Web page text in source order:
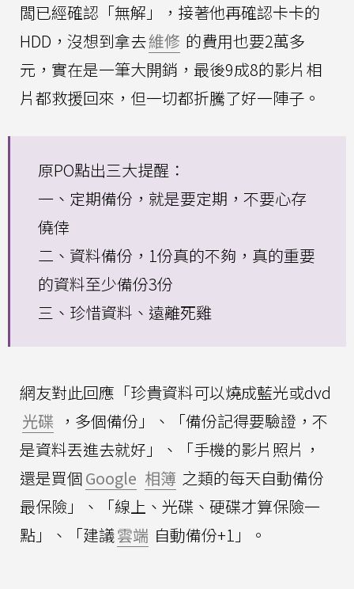
闆已經確認「無解」，接著他再確認卡卡的
HDD，沒想到拿去維修 的費用也要2萬多
元，實在是一筆大開銷，最後9成8的影片相
片都救援回來，但一切都折騰了好一陣子。
原PO點出三大提醒：
一、定期備份，就是要定期，不要心存
僥倖
二、資料備份，1份真的不夠，真的重要
的資料至少備份3份
三、珍惜資料、遠離死雞
網友對此回應「珍貴資料可以燒成藍光或dvd
光碟 ，多個備份」、「備份記得要驗證，不
是資料丟進去就好」、「手機的影片照片，
還是買個Google 相簿 之類的每天自動備份
最保險」、「線上、光碟、硬碟才算保險一
點」、「建議雲端 自動備份+1」。